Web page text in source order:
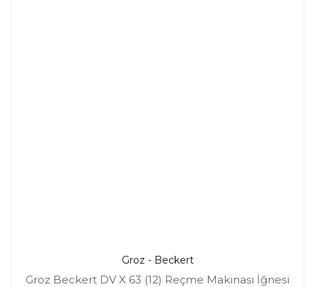
Groz - Beckert
Groz Beckert DV X 63 (12) Reçme Makinası İğnesi